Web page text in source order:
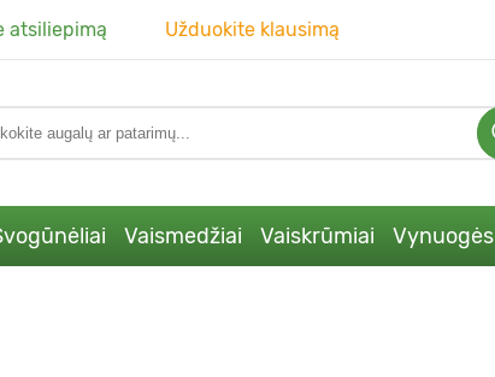
atsiliepimą Užduokite klausimą
Vaismedžiai Vaiskrūmiai Vynuogės